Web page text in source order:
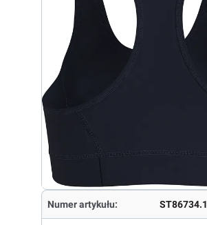
Numer artykułu: ST86734.1